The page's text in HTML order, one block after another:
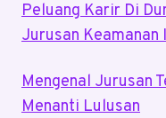
Peluang Karir Di
Jurusan Keamanan
Mengenal Jurusan
Menanti Lulusan